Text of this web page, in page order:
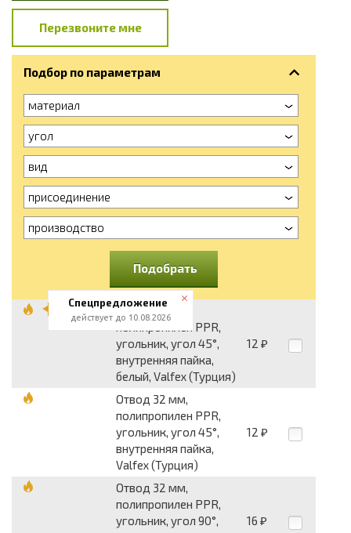
Перезвоните мне
Подбор по параметрам
материал
угол
вид
присоединение
производство
Подобрать
Отвод 32 мм,
полипропилен PPR,
угольник, угол 45°,
внутренняя пайка,
белый, Valfex (Турция)
12 ₽
Отвод 32 мм,
полипропилен PPR,
угольник, угол 45°,
внутренняя пайка,
Valfex (Турция)
12 ₽
Отвод 32 мм,
полипропилен PPR,
угольник, угол 90°,
16 ₽
Спецпредложение
действует до 10.08.2026